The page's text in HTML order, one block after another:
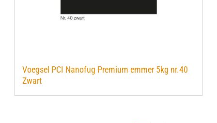
Voegsel PCI Nanofug Premium emmer 5kg nr.40
Zwart